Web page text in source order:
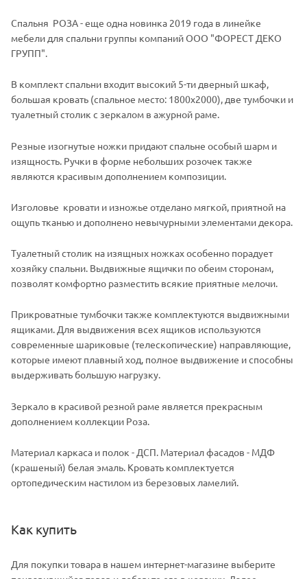
Спальня РОЗА - еще одна новинка 2019 года в линейке
мебели для спальни группы компаний ООО "ФОРЕСТ ДЕКО
ГРУПП".
В комплект спальни входит высокий 5-ти дверный шкаф,
большая кровать (спальное место: 1800х2000), две тумбочки и
туалетный столик с зеркалом в ажурной раме.
Резные изогнутые ножки придают спальне особый шарм и
изящность. Ручки в форме небольших розочек также
являются красивым дополнением композиции.
Изголовье кровати и изножье отделано мягкой, приятной на
ощупь тканью и дополнено невычурными элементами декора.
Туалетный столик на изящных ножках особенно порадует
хозяйку спальни. Выдвижные ящички по обеим сторонам,
позволят комфортно разместить всякие приятные мелочи.
Прикроватные тумбочки также комплектуются выдвижными
ящиками. Для выдвижения всех ящиков используются
современные шариковые (телескопические) направляющие,
которые имеют плавный ход, полное выдвижение и способны
выдерживать большую нагрузку.
Зеркало в красивой резной раме является прекрасным
дополнением коллекции Роза.
Материал каркаса и полок - ДСП. Материал фасадов - МДФ
(крашеный) белая эмаль. Кровать комплектуется
ортопедическим настилом из березовых ламелий.
Как купить
Для покупки товара в нашем интернет-магазине выберите